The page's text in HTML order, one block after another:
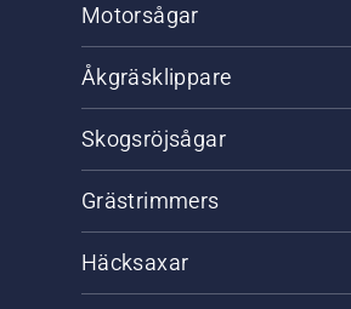
Motorsågar
Åkgräsklippare
Skogsröjsågar
Grästrimmers
Häcksaxar